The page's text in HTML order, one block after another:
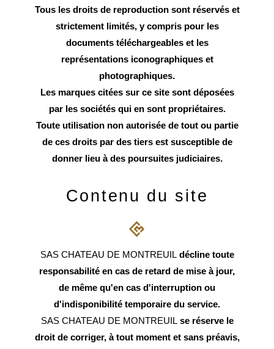
Tous les droits de reproduction sont réservés et
strictement limités, y compris pour les
documents téléchargeables et les
représentations iconographiques et
photographiques.
Les marques citées sur ce site sont déposées
par les sociétés qui en sont propriétaires.
Toute utilisation non autorisée de tout ou partie
de ces droits par des tiers est susceptible de
donner lieu à des poursuites judiciaires.
Contenu du site
SAS CHATEAU DE MONTREUILdécline toute
responsabilité en cas de retard de mise à jour,
de même qu'en cas d'interruption ou
d'indisponibilité temporaire du service.
SAS CHATEAU DE MONTREUILse réserve le
droit de corriger, à tout moment et sans préavis,